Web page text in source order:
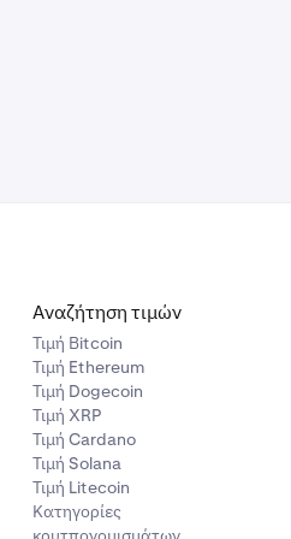
Αναζήτηση τιμών
Τιμή Βitcoin
Τιμή Ethereum
Τιμή Dogecoin
Τιμή XRP
Τιμή Cardano
Τιμή Solana
Τιμή Litecoin
Κατηγορίες